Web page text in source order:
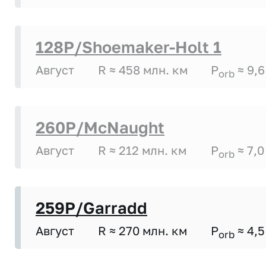
128P/Shoemaker-Holt 1
Август R ≈ 458 млн. км Porb ≈ 9,6
260P/McNaught
Август R ≈ 212 млн. км Porb ≈ 7,0
259P/Garradd
Август R ≈ 270 млн. км Porb ≈ 4,5